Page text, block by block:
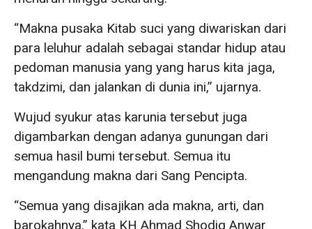
“Makna pusaka Kitab suci yang diwariskan dari
para leluhur adalah sebagai standar hidup atau
pedoman manusia yang yang harus kita jaga,
takdzimi, dan jalankan di dunia ini,” ujarnya.
Wujud syukur atas karunia tersebut juga
digambarkan dengan adanya gunungan dari
semua hasil bumi tersebut. Semua itu
mengandung makna dari Sang Pencipta.
“Semua yang disajikan ada makna, arti, dan
barokahnya,” kata KH Ahmad Shodiq Anwar